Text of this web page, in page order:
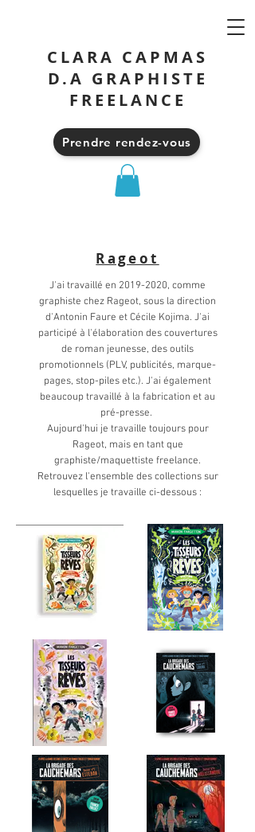
Prendre rendez-vous
CLARA CAPMAS
D.A GRAPHISTE
FREELANCE
Rageot
J'ai travaillé en 2019-2020, comme
graphiste chez Rageot, sous la direction
d'Antonin Faure et Cécile Kojima. J'ai
participé à l'élaboration des couvertures
de roman jeunesse, des outils
promotionnels (PLV, publicités, marque-
pages, stop-piles etc.). J'ai également
beaucoup travaillé à la fabrication et au
pré-presse.
Aujourd'hui je travaille toujours pour
Rageot, mais en tant que
graphiste/maquettiste freelance.
Retrouvez l'ensemble des collections sur
lesquelles je travaille ci-dessous :